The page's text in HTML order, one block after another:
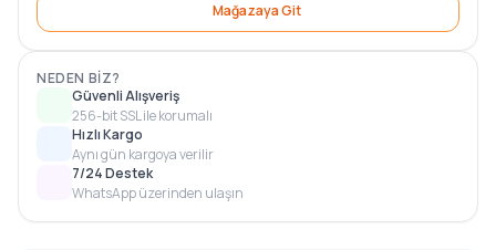
Mağazaya Git
NEDEN BIZ?
Güvenli Alışveriş
256-bit SSL ile korumalı
Hızlı Kargo
Aynı gün kargoya verilir
7/24 Destek
WhatsApp üzerinden ulaşın